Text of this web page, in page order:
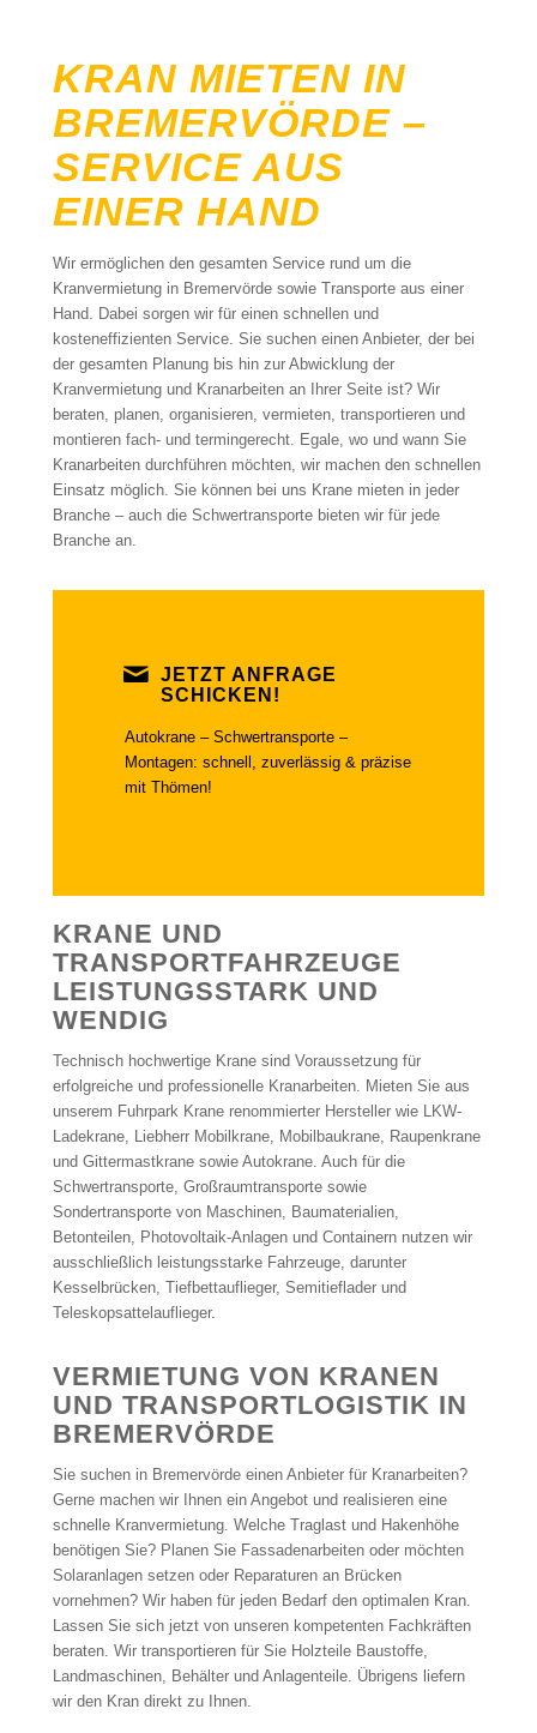
KRAN MIETEN IN
BREMERVÖRDE –
SERVICE AUS
EINER HAND
Wir ermöglichen den gesamten Service rund um die
Kranvermietung in Bremervörde sowie Transporte aus einer
Hand. Dabei sorgen wir für einen schnellen und
kosteneffizienten Service. Sie suchen einen Anbieter, der bei
der gesamten Planung bis hin zur Abwicklung der
Kranvermietung und Kranarbeiten an Ihrer Seite ist? Wir
beraten, planen, organisieren, vermieten, transportieren und
montieren fach- und termingerecht. Egale, wo und wann Sie
Kranarbeiten durchführen möchten, wir machen den schnellen
Einsatz möglich. Sie können bei uns Krane mieten in jeder
Branche – auch die Schwertransporte bieten wir für jede
Branche an.
JETZT ANFRAGE
SCHICKEN!
Autokrane – Schwertransporte –
Montagen: schnell, zuverlässig & präzise
mit Thömen!
KRANE UND
TRANSPORTFAHRZEUGE
LEISTUNGSSTARK UND
WENDIG
Technisch hochwertige Krane sind Voraussetzung für
erfolgreiche und professionelle Kranarbeiten. Mieten Sie aus
unserem Fuhrpark Krane renommierter Hersteller wie LKW-
Ladekrane, Liebherr Mobilkrane, Mobilbaukrane, Raupenkrane
und Gittermastkrane sowie Autokrane. Auch für die
Schwertransporte, Großraumtransporte sowie
Sondertransporte von Maschinen, Baumaterialien,
Betonteilen, Photovoltaik-Anlagen und Containern nutzen wir
ausschließlich leistungsstarke Fahrzeuge, darunter
Kesselbrücken, Tiefbettauflieger, Semitieflader und
Teleskopsattelauflieger.
VERMIETUNG VON KRANEN
UND TRANSPORTLOGISTIK IN
BREMERVÖRDE
Sie suchen in Bremervörde einen Anbieter für Kranarbeiten?
Gerne machen wir Ihnen ein Angebot und realisieren eine
schnelle Kranvermietung. Welche Traglast und Hakenhöhe
benötigen Sie? Planen Sie Fassadenarbeiten oder möchten
Solaranlagen setzen oder Reparaturen an Brücken
vornehmen? Wir haben für jeden Bedarf den optimalen Kran.
Lassen Sie sich jetzt von unseren kompetenten Fachkräften
beraten. Wir transportieren für Sie Holzteile Baustoffe,
Landmaschinen, Behälter und Anlagenteile. Übrigens liefern
wir den Kran direkt zu Ihnen.